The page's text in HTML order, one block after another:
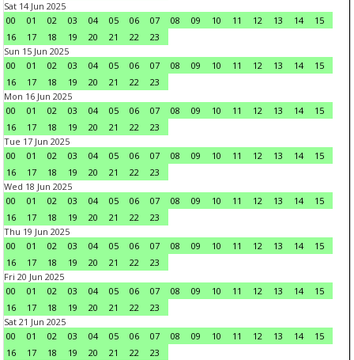
Sat 14 Jun 2025
00
01 02 03 04 05 06 07 08 09 10 11 12 13 14
15
16
17 18 19 20 21 22
23
Sun 15 Jun 2025
00
01 02 03 04 05 06 07 08 09 10 11 12 13 14
15
16
17 18 19 20 21 22
23
Mon 16 Jun 2025
00
01 02 03 04 05 06 07 08 09 10 11 12 13 14
15
16
17 18 19 20 21 22
23
Tue 17 Jun 2025
00
01 02 03 04 05 06 07 08 09 10 11 12 13 14
15
16
17 18 19 20 21 22
23
Wed 18 Jun 2025
00
01 02 03 04 05 06 07 08 09 10 11 12 13 14
15
16
17 18 19 20 21 22
23
Thu 19 Jun 2025
00
01 02 03 04 05 06 07 08 09 10 11 12 13 14
15
16
17 18 19 20 21 22
23
Fri 20 Jun 2025
00
01 02 03 04 05 06 07 08 09 10 11 12 13 14
15
16
17 18 19 20 21 22
23
Sat 21 Jun 2025
00
01 02 03 04 05 06 07 08 09 10 11 12 13 14
15
16
17 18 19 20 21 22
23